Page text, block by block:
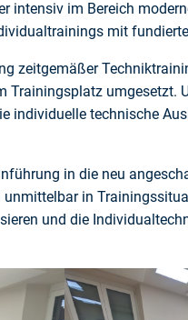
intensiv im Bereich
mit
zeitgemäßer
Trainingsplatz umgesetzt.
individuelle technische
in die neu
in
und die